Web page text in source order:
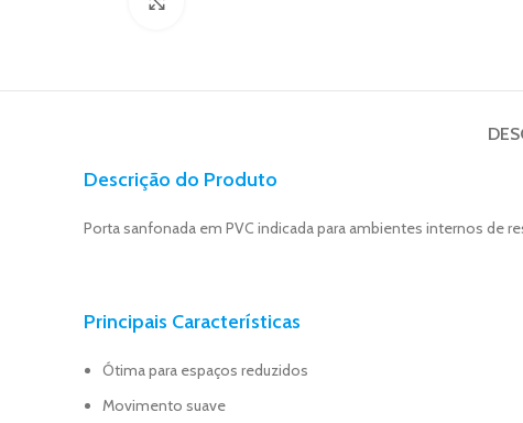
Descrição do Produto
Porta sanfonada em PVC indicada para ambientes internos de
Principais Características
Ótima para espaços reduzidos
Movimento suave